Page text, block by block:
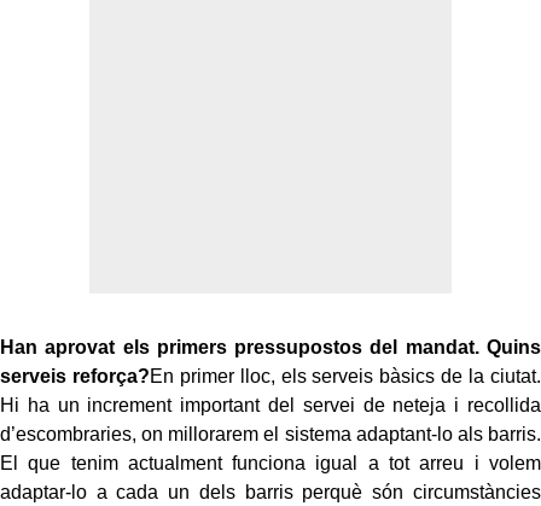
Han aprovat els primers pressupostos del mandat. Quins
serveis reforça?En primer lloc, els serveis bàsics de la ciutat.
Hi ha un increment important del servei de neteja i recollida
d’escombraries, on millorarem el sistema adaptant-lo als barris.
El que tenim actualment funciona igual a tot arreu i volem
adaptar-lo a cada un dels barris perquè són circumstàncies